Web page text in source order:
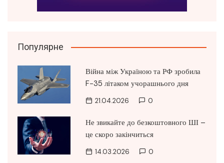
Популярне
Війна між Україною та РФ зробила
F-35 літаком учорашнього дня
21.04.2026 0
Не звикайте до безкоштовного ШІ –
це скоро закінчиться
14.03.2026 0